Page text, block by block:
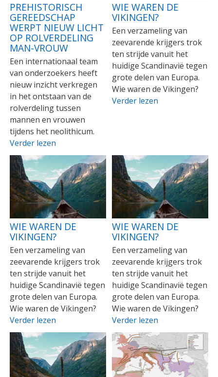
PREHISTORISCH
GEREEDSCHAP
WERPT NIEUW LICHT
OP ROLVERDELING
MAN-VROUW
Een internationaal team
van onderzoekers heeft
nieuw inzicht verkregen
in het ontstaan van de
rolverdeling tussen
mannen en vrouwen
tijdens het neolithicum.
Verder lezen
WIE WAREN DE
VIKINGEN?
Een verzameling van
zeevarende krijgers trok
ten strijde vanuit het
huidige Scandinavië tegen
grote delen van Europa.
Wie waren de Vikingen?
Verder lezen
WIE WAREN DE
VIKINGEN?
Een verzameling van
zeevarende krijgers trok
ten strijde vanuit het
huidige Scandinavië tegen
grote delen van Europa.
Wie waren de Vikingen?
Verder lezen
WIE WAREN DE
VIKINGEN?
Een verzameling van
zeevarende krijgers trok
ten strijde vanuit het
huidige Scandinavië tegen
grote delen van Europa.
Wie waren de Vikingen?
Verder lezen